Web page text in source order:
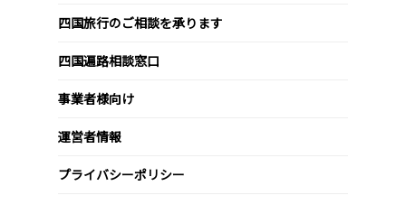
四国旅行のご相談を承ります
四国遍路相談窓口
事業者様向け
運営者情報
プライバシーポリシー